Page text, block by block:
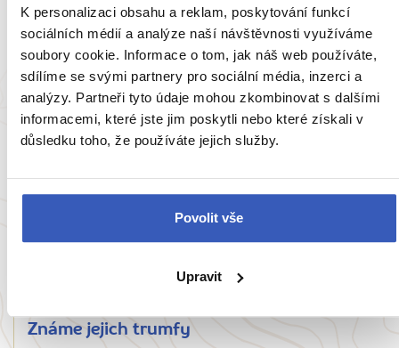
K personalizaci obsahu a reklam, poskytování funkcí
sociálních médií a analýze naší návštěvnosti využíváme
soubory cookie. Informace o tom, jak náš web používáte,
sdílíme se svými partnery pro sociální média, inzerci a
analýzy. Partneři tyto údaje mohou zkombinovat s dalšími
informacemi, které jste jim poskytli nebo které získali v
důsledku toho, že používáte jejich služby.
Povolit vše
Upravit
21734 přečtení
Nepropásněte
10 nejkrásnějších adventních měst Evropy:
Známe jejich trumfy